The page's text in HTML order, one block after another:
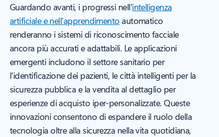
Guardando avanti, i progressi nell'intelligenza
artificiale e nell'apprendimento automatico
renderanno i sistemi di riconoscimento facciale
ancora più accurati e adattabili. Le applicazioni
emergenti includono il settore sanitario per
l'identificazione dei pazienti, le città intelligenti per la
sicurezza pubblica e la vendita al dettaglio per
esperienze di acquisto iper-personalizzate. Queste
innovazioni consentono di espandere il ruolo della
tecnologia oltre alla sicurezza nella vita quotidiana,